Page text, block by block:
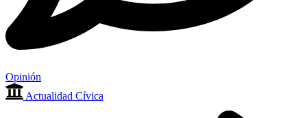
Opinión
Actualidad Cívica